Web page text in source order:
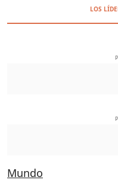
LOS
Mundo